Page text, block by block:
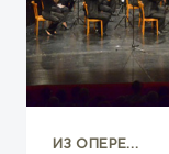
ИЗ ОПЕРE...